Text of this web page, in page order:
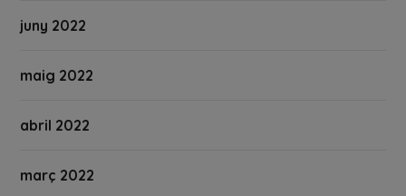
juny 2022
maig 2022
abril 2022
març 2022